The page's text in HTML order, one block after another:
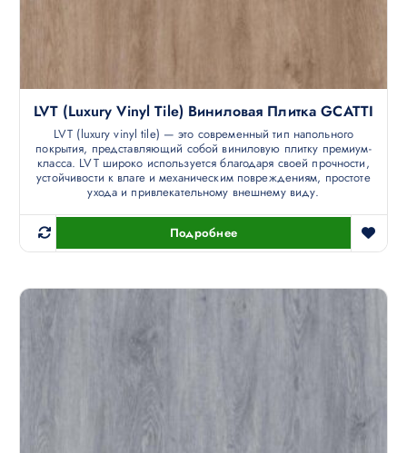
LVT (luxury Vinyl Tile) Виниловая Плитка GCATTI
LVT (luxury vinyl tile) — это современный тип напольного
покрытия, представляющий собой виниловую плитку премиум-
класса. LVT широко используется благодаря своей прочности,
устойчивости к влаге и механическим повреждениям, простоте
ухода и привлекательному внешнему виду.
Подробнее